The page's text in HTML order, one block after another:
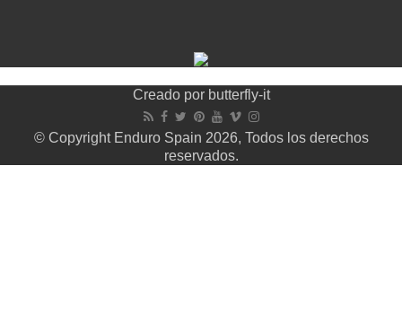
Creado por butterfly-it
© Copyright Enduro Spain 2026, Todos los derechos
reservados.